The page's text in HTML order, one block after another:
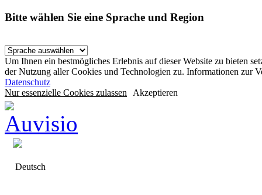
Bitte wählen Sie eine Sprache und Region
Um Ihnen ein bestmögliches Erlebnis auf dieser Website zu bieten
der Nutzung aller Cookies und Technologien zu. Informationen zur
Datenschutz
Nur essenzielle Cookies zulassen Akzeptieren
Deutsch